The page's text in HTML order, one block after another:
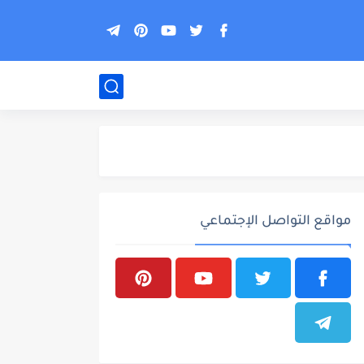
مواقع التواصل الإجتماعي